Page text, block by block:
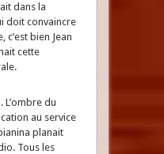
dans la
doit convaincre
c’est bien Jean
cette
L’ombre du
au service
planait
Tous les